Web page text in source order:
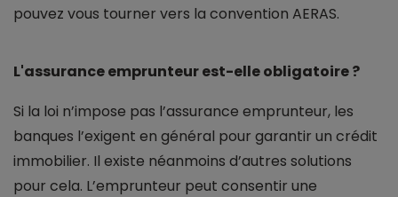
pouvez vous tourner vers la convention AERAS.
L'assurance emprunteur est-elle obligatoire ?
Si la loi n’impose pas l’assurance emprunteur, les
banques l’exigent en général pour garantir un crédit
immobilier. Il existe néanmoins d’autres solutions
pour cela. L’emprunteur peut consentir une